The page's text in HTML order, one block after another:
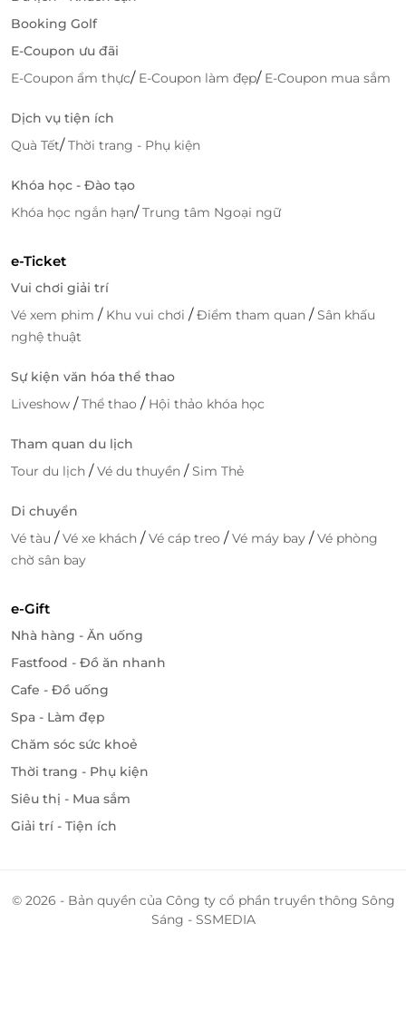
qua
. Đặt bàn ngay hôm nay để sẵn sàng
cho một bữa tiệc ẩm thực đầy đủ hương vị cùng gia
đình và bạn bè.
Một bữa ăn ngon không chỉ đến từ món ăn hấp dẫn
mà còn từ không gian và sự tiện lợi trong việc đặt
tận hưởng Combo 4 tại Hưởng The Garden
không bỏ lỡ ưu đãi dành cho bữa tiệc ẩm thực đáng
mong đợi này.
Booking Golf
E-Coupon ưu đãi
E-Coupon ẩm thực/ E-Coupon làm đẹp/ E-Coupon mua sắm
Dịch vụ tiện ích
Quà Tết/Thời trang - Phụ kiện
Khóa học - Đào tạo
Khóa học ngắn hạn/Trung tâm Ngoại ngữ
e-Ticket
Vui chơi giải trí
Vé xem phim / Khu vui chơi /Điểm tham quan /Sân khấu
nghệ thuật
Sự kiện văn hóa thể thao
Liveshow /Thể thao / Hội thảo khóa học
Tham quan du lịch
Tour du lịch /Vé du thuyền /Sim Thẻ
Di chuyển
Vé tàu /Vé xe khách /Vé cáp treo /Vé máy bay /Vé phòng
chờ sân bay
e-Gift
Nhà hàng - Ăn uống
Fastfood - Đồ ăn nhanh
Cafe - Đồ uống
Spa - Làm đẹp
Chăm sóc sức khoẻ
Thời trang - Phụ kiện
Siêu thị - Mua sắm
Giải trí - Tiện ích
© 2026 - Bản quyền của Công ty cổ phần truyền thông Sông
Sáng - SSMEDIA